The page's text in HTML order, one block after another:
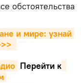
обстоятельства
и мире: узнай
Перейти к